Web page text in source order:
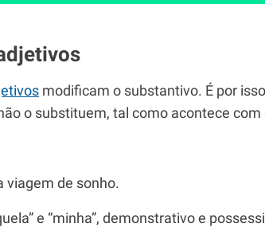
modificam o substantivo. É por
o substituem, tal como acontece
viagem de sonho.
e “minha”, demonstrativo e